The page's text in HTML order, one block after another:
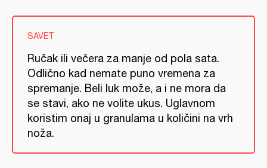
SAVET
Ručak ili večera za manje od pola sata.
Odlično kad nemate puno vremena za
spremanje. Beli luk može, a i ne mora da
se stavi, ako ne volite ukus. Uglavnom
koristim onaj u granulama u količini na vrh
noža.